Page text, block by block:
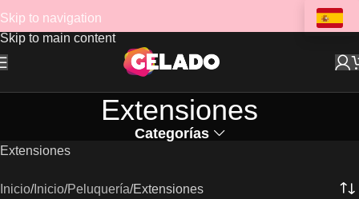
Skip to navigation
Skip to main content
Extensiones
Categorías
Extensiones
Inicio Inicio Peluquería Extensiones